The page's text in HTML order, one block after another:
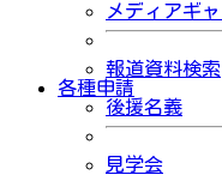
メディアギ
報道資料検索
各種申請
後援名義
見学会